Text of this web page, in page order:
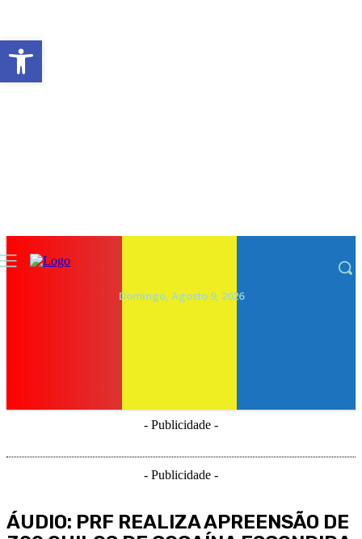
Domingo, Agosto 9, 2026
- Publicidade -
- Publicidade -
ÁUDIO: PRF REALIZA APREENSÃO DE
Abrir a barra de ferramentas